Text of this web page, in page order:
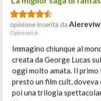
opinione inserita da Alereviw
Opinioni.it
Immagino chiunque al
creata da George Lucas
oggi molto amata. Il
presto un film cult,
poi una trilogia